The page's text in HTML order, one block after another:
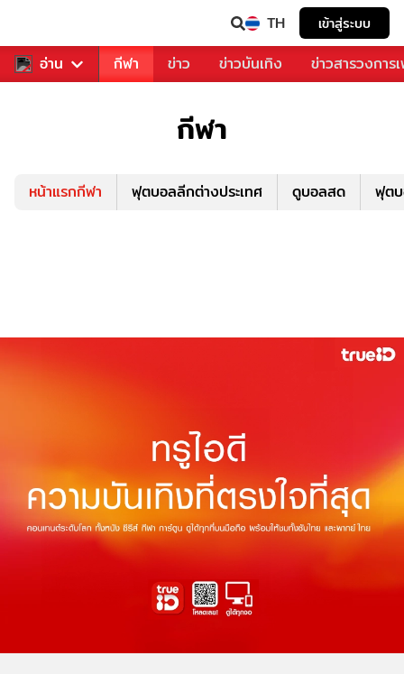
TH เข้าสู่ระบบ
อ่าน
สำหรับคุณ กีฬา ข่าว ข่าวบันเทิง ข่าวสารวงการ
กีฬา
หน้าแรกกีฬา ฟุตบอลลีกต่างประเทศ ดูบอลสด ฟุต